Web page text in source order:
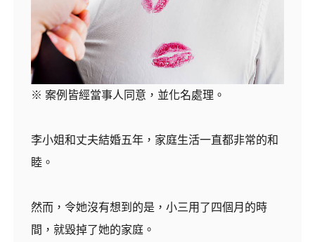
※ 案例皆經當事人同意，並化名處理。
李小姐和丈夫結婚五年，家庭生活一直都非常的和
睦。
然而，令她沒有想到的是，小三用了四個月的時
間，就毀掉了她的家庭。